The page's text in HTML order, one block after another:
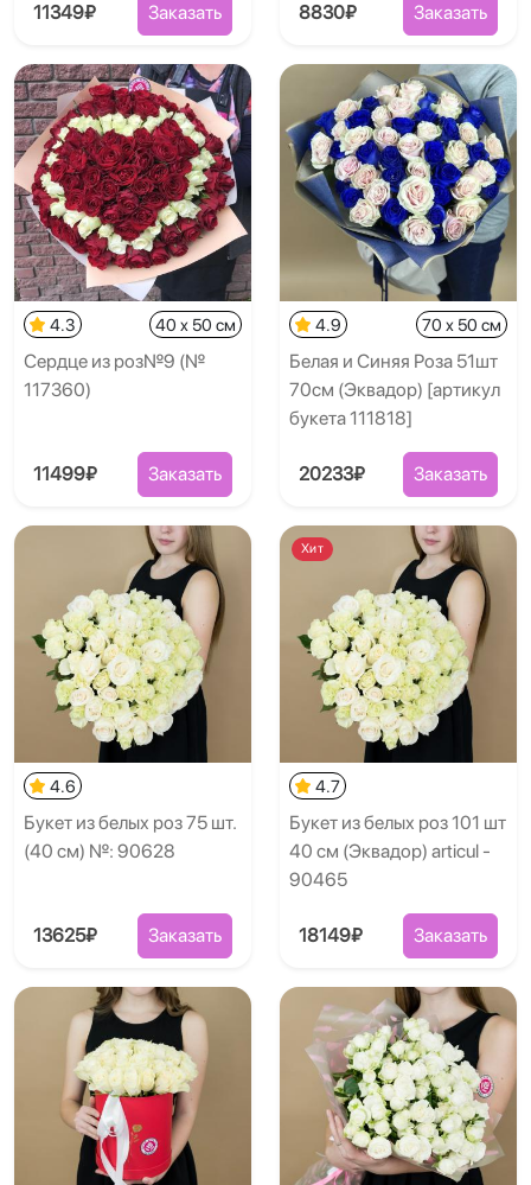
11349₽ Заказать 8830₽ Заказать
4.3 40 x 50 см
Сердце из роз№9 (№
117360)
11499₽ Заказать
4.9 70 x 50 см
Белая и Синяя Роза 51шт
70см (Эквадор) [артикул
букета 111818]
20233₽ Заказать
4.6
Букет из белых роз 75 шт.
(40 см) №: 90628
13625₽ Заказать
Хит
4.7
Букет из белых роз 101 шт
40 см (Эквадор) articul -
90465
18149₽ Заказать